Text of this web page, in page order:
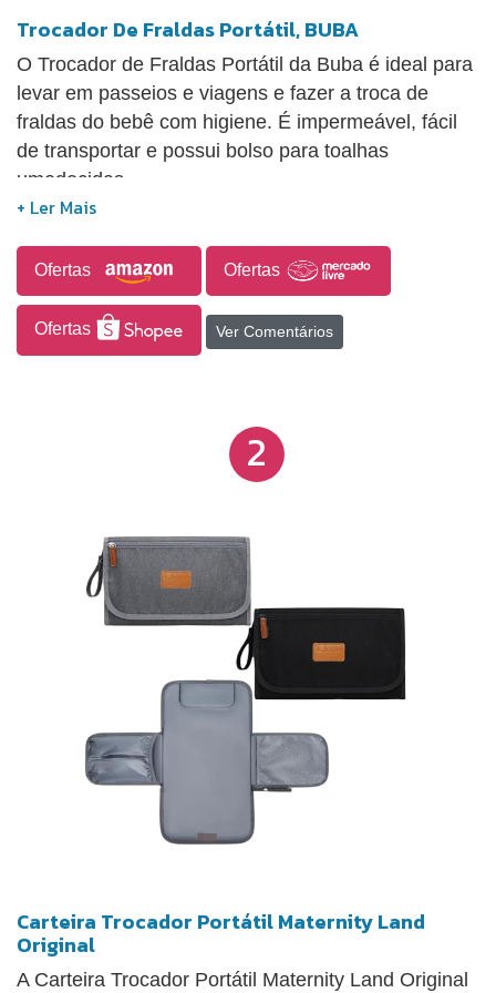
Trocador De Fraldas Portátil, BUBA
O Trocador de Fraldas Portátil da Buba é ideal para
levar em passeios e viagens e fazer a troca de
fraldas do bebê com higiene. É impermeável, fácil
de transportar e possui bolso para toalhas
umedecidas.
Ofertas Ofertas
Ofertas Ver Comentários
2
Carteira Trocador Portátil Maternity Land
Original
A Carteira Trocador Portátil Maternity Land Original